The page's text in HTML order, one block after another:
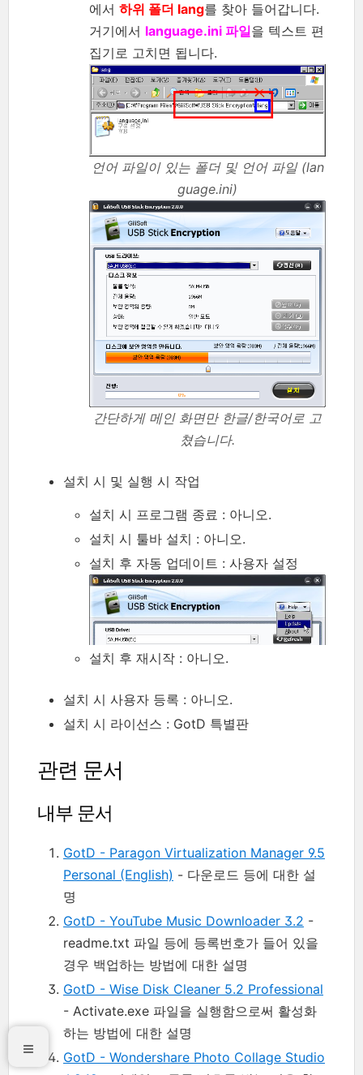
에서 하위 폴더 lang를 찾아 들어갑니다.
거기에서 language.ini 파일을 텍스트 편
집기로 고치면 됩니다.
언어 파일이 있는 폴더 및 언어 파일 (lan
guage.ini)
간단하게 메인 화면만 한글/한국어로 고
쳤습니다.
설치 시 및 실행 시 작업
설치 시 프로그램 종료 : 아니오.
설치 시 툴바 설치 : 아니오.
설치 후 자동 업데이트 : 사용자 설정
설치 후 재시작 : 아니오.
설치 시 사용자 등록 : 아니오.
설치 시 라이선스 : GotD 특별판
관련 문서
내부 문서
GotD - Paragon Virtualization Manager 9.5
Personal (English) - 다운로드 등에 대한 설
명
GotD - YouTube Music Downloader 3.2 -
readme.txt 파일 등에 등록번호가 들어 있을
경우 백업하는 방법에 대한 설명
GotD - Wise Disk Cleaner 5.2 Professional
- Activate.exe 파일을 실행함으로써 활성화
하는 방법에 대한 설명
GotD - Wondershare Photo Collage Studio